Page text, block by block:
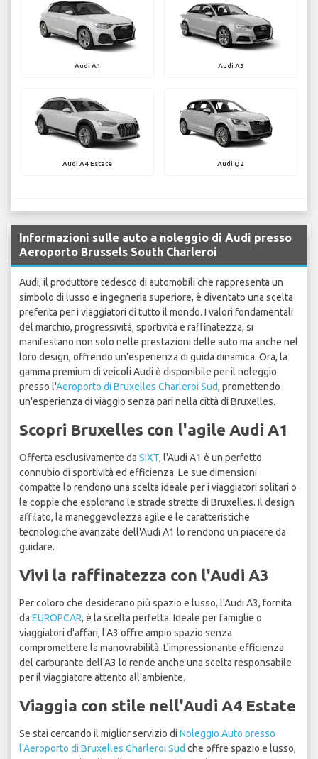
Audi A1 Audi A3
Audi A4 Estate Audi Q2
Informazioni sulle auto a noleggio di Audi presso
Aeroporto Brussels South Charleroi
Audi, il produttore tedesco di automobili che rappresenta un
simbolo di lusso e ingegneria superiore, è diventato una scelta
preferita per i viaggiatori di tutto il mondo. I valori fondamentali
del marchio, progressività, sportività e raffinatezza, si
manifestano non solo nelle prestazioni delle auto ma anche nel
loro design, offrendo un'esperienza di guida dinamica. Ora, la
gamma premium di veicoli Audi è disponibile per il noleggio
presso l'Aeroporto di Bruxelles Charleroi Sud, promettendo
un'esperienza di viaggio senza pari nella città di Bruxelles.
Scopri Bruxelles con l'agile Audi A1
Offerta esclusivamente da SIXT, l'Audi A1 è un perfetto
connubio di sportività ed efficienza. Le sue dimensioni
compatte lo rendono una scelta ideale per i viaggiatori solitari o
le coppie che esplorano le strade strette di Bruxelles. Il design
affilato, la maneggevolezza agile e le caratteristiche
tecnologiche avanzate dell'Audi A1 lo rendono un piacere da
guidare.
Vivi la raffinatezza con l'Audi A3
Per coloro che desiderano più spazio e lusso, l'Audi A3, fornita
da EUROPCAR, è la scelta perfetta. Ideale per famiglie o
viaggiatori d'affari, l'A3 offre ampio spazio senza
compromettere la manovrabilità. L'impressionante efficienza
del carburante dell'A3 lo rende anche una scelta responsabile
per il viaggiatore attento all'ambiente.
Viaggia con stile nell'Audi A4 Estate
Se stai cercando il miglior servizio di Noleggio Auto presso
l'Aeroporto di Bruxelles Charleroi Sud che offre spazio e lusso,